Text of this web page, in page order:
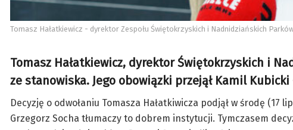
Tomasz Hałatkiewicz - dyrektor Zespołu Świętokrzyskich i Nadnidziańskich
Tomasz Hałatkiewicz, dyrektor Świętokrzyskich i
ze stanowiska. Jego obowiązki przejął Kamil
Decyzję o odwołaniu Tomasza Hałatkiwicza podjął w środę
Grzegorz Socha tłumaczy to dobrem instytucji. Tymczasem